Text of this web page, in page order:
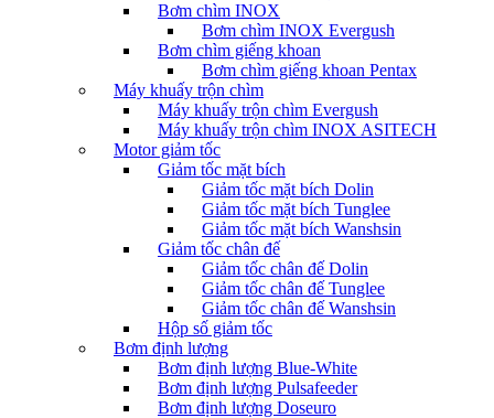
Bơm chìm INOX
Bơm chìm INOX Evergush
Bơm chìm giếng khoan
Bơm chìm giếng khoan Pentax
Máy khuấy trộn chìm
Máy khuấy trộn chìm Evergush
Máy khuấy trộn chìm INOX ASITECH
Motor giảm tốc
Giảm tốc mặt bích
Giảm tốc mặt bích Dolin
Giảm tốc mặt bích Tunglee
Giảm tốc mặt bích Wanshsin
Giảm tốc chân đế
Giảm tốc chân đế Dolin
Giảm tốc chân đế Tunglee
Giảm tốc chân đế Wanshsin
Hộp số giảm tốc
Bơm định lượng
Bơm định lượng Blue-White
Bơm định lượng Pulsafeeder
Bơm định lượng Doseuro